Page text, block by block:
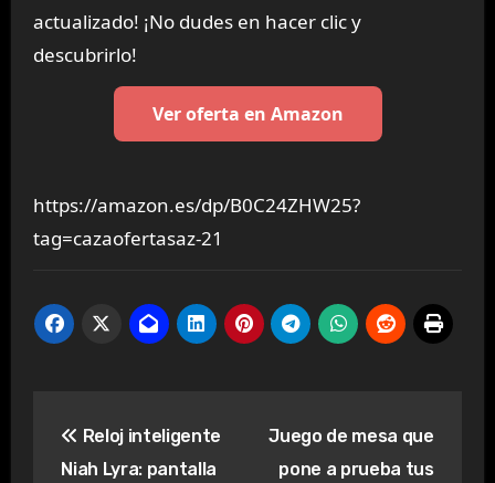
actualizado! ¡No dudes en hacer clic y
descubrirlo!
Ver oferta en Amazon
https://amazon.es/dp/B0C24ZHW25?
tag=cazaofertasaz-21
de
Reloj inteligente
Niah Lyra: pantalla
Juego de mesa que
pone a prueba tus